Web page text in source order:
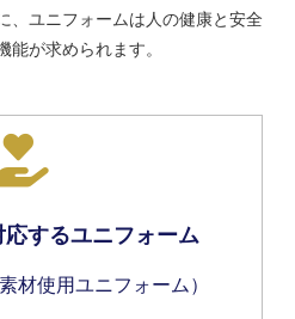
、ユニフォームは人の健康と安全
能が求められます。
するユニフォーム
材使用ユニフォーム）